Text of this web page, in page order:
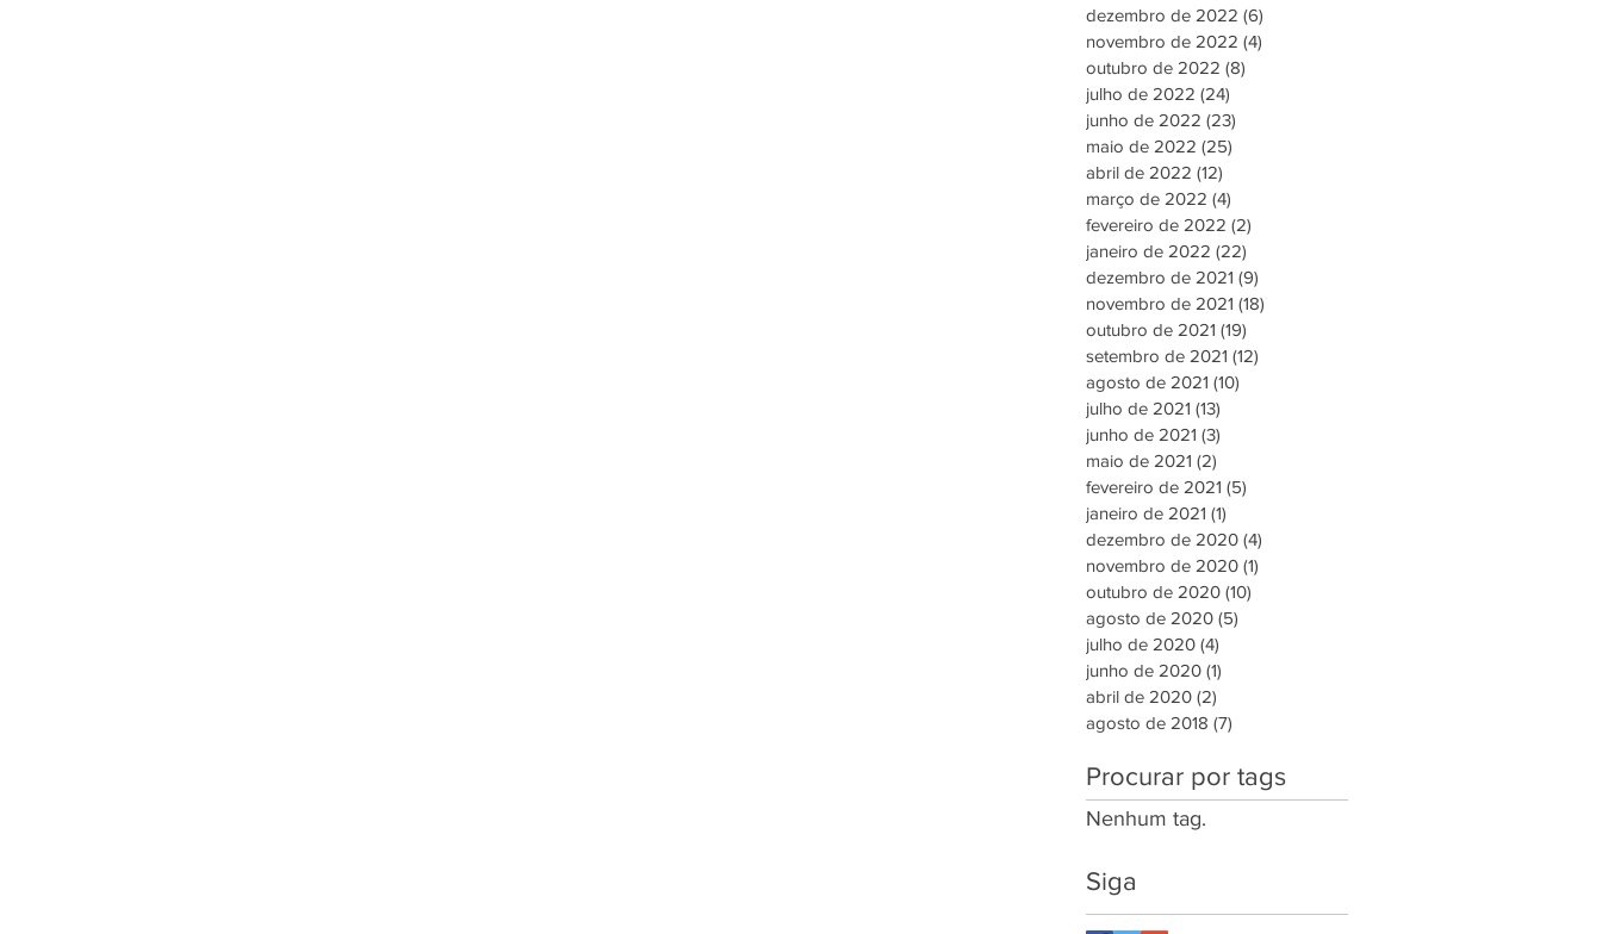
dezembro de 2022 (6)
novembro de 2022 (4)
outubro de 2022 (8)
julho de 2022 (24)
junho de 2022 (23)
maio de 2022 (25)
abril de 2022 (12)
março de 2022 (4)
fevereiro de 2022 (2)
janeiro de 2022 (22)
dezembro de 2021 (9)
novembro de 2021 (18)
outubro de 2021 (19)
setembro de 2021 (12)
agosto de 2021 (10)
julho de 2021 (13)
junho de 2021 (3)
maio de 2021 (2)
fevereiro de 2021 (5)
janeiro de 2021 (1)
dezembro de 2020 (4)
novembro de 2020 (1)
outubro de 2020 (10)
agosto de 2020 (5)
julho de 2020 (4)
junho de 2020 (1)
abril de 2020 (2)
agosto de 2018 (7)
Procurar por tags
Nenhum tag.
Siga